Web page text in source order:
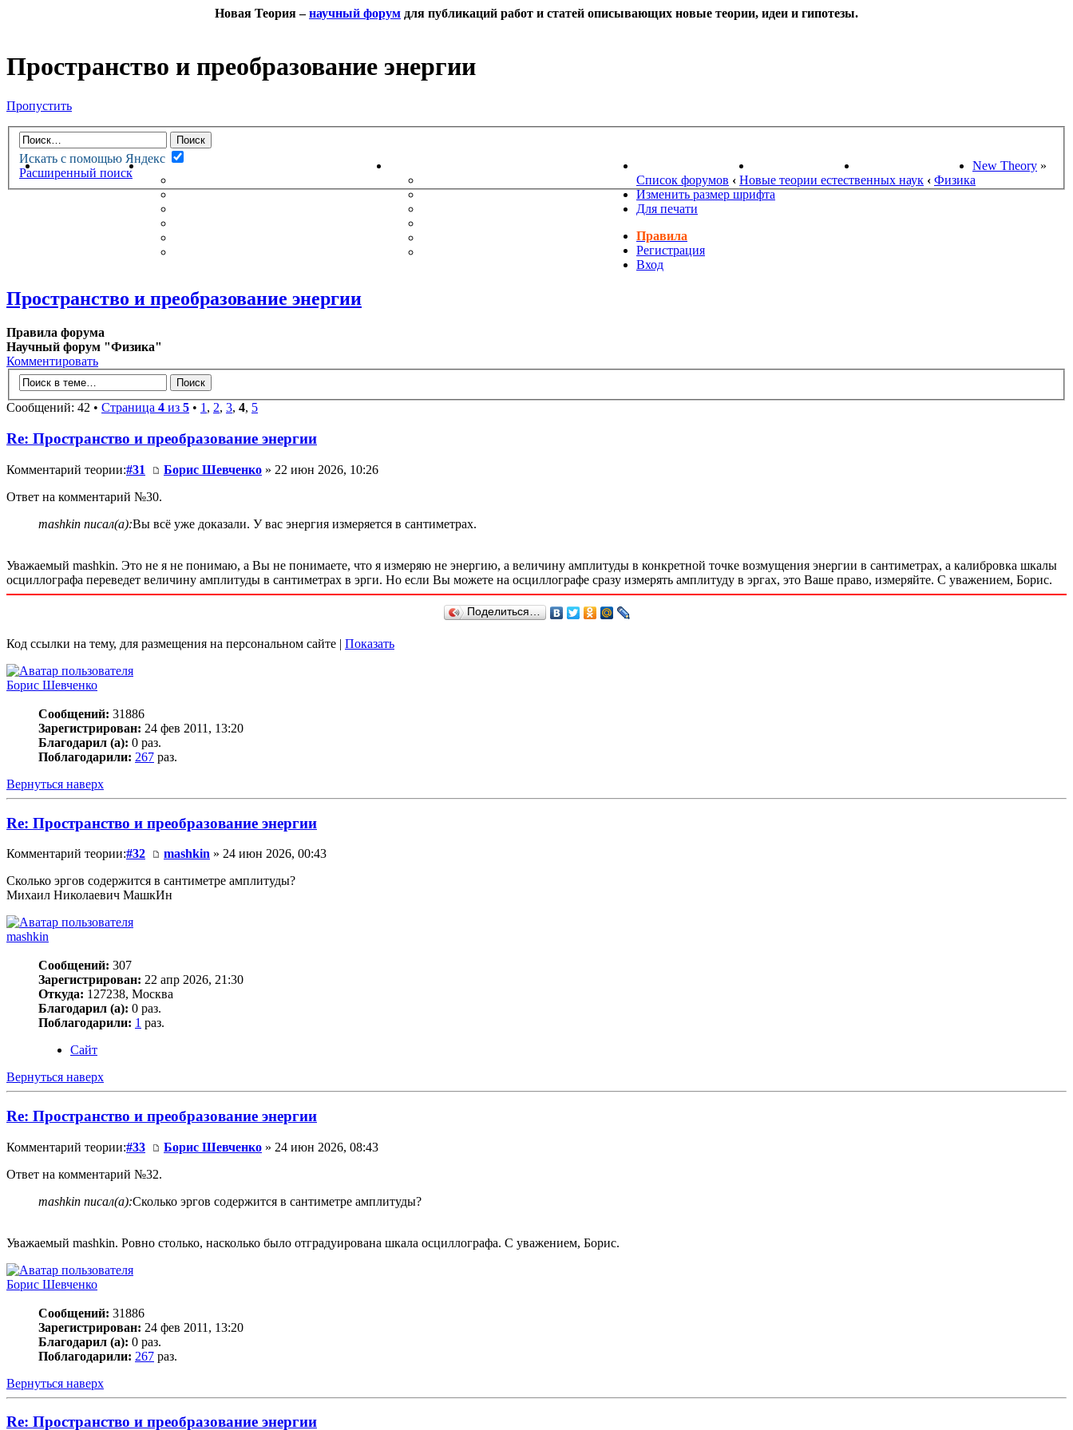
Новая Теория –научный форум для публикаций работ и статей описывающих новые теории, идеи и гипотезы.
Пространство и преобразование энергии
Пропустить
Искать с помощью Яндекс
Расширенный поиск
НОВАЯ ТЕОРИЯФОРУМ
НЕПРОЧИТАННЫЕ СООБЩЕНИЯ
ПОЖЕЛАНИЯ
НОВОСТИ НАУКИ ПОИСК ТЕОРИЙ СТАРЫЙ ПОРТАЛ New Theory »
Список форумов ‹ Новые теории естественных наук ‹ Физика
Изменить размер шрифта
Для печати
Правила
Регистрация
Вход
Пространство и преобразование энергии
Правила форума
Научный форум "Физика"
Комментировать
Сообщений: 42 • Страница 4 из 5 • 1, 2, 3, 4, 5
Re: Пространство и преобразование энергии
Комментарий теории:#31 Борис Шевченко » 22 июн 2026, 10:26
Ответ на комментарий №30.
mashkin писал(а):Вы всё уже доказали. У вас энергия измеряется в сантиметрах.
Уважаемый mashkin. Это не я не понимаю, а Вы не понимаете, что я измеряю не энергию, а величину амплитуды в конкретной точке возмущения энергии в сантиметрах, а калибровка шкалы
осциллографа переведет величину амплитуды в сантиметрах в эрги. Но если Вы можете на осциллографе сразу измерять амплитуду в эргах, это Ваше право, измеряйте. С уважением, Борис.
Поделиться…
Код ссылки на тему, для размещения на персональном сайте | Показать
Борис Шевченко
Сообщений: 31886
Зарегистрирован: 24 фев 2011, 13:20
Благодарил (а): 0 раз.
Поблагодарили: 267 раз.
Вернуться наверх
Re: Пространство и преобразование энергии
Комментарий теории:#32 mashkin » 24 июн 2026, 00:43
Сколько эргов содержится в сантиметре амплитуды?
Михаил Николаевич МашкИн
mashkin
Сообщений: 307
Зарегистрирован: 22 апр 2026, 21:30
Откуда: 127238, Москва
Благодарил (а): 0 раз.
Поблагодарили: 1 раз.
Сайт
Вернуться наверх
Re: Пространство и преобразование энергии
Комментарий теории:#33 Борис Шевченко » 24 июн 2026, 08:43
Ответ на комментарий №32.
mashkin писал(а):Сколько эргов содержится в сантиметре амплитуды?
Уважаемый mashkin. Ровно столько, насколько было отградуирована шкала осциллографа. С уважением, Борис.
Борис Шевченко
Сообщений: 31886
Зарегистрирован: 24 фев 2011, 13:20
Благодарил (а): 0 раз.
Поблагодарили: 267 раз.
Вернуться наверх
Re: Пространство и преобразование энергии